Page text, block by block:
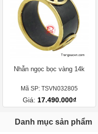
Nhẫn ngọc bọc vàng 14k
Mã SP: TSVN032805
Giá: 17.490.000₫
Danh mục sản phẩm